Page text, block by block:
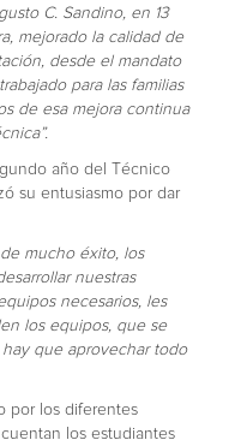
C. Sandino, en 13
mejorado la calidad de
desde el mandato
para las familias
de esa mejora continua
año del Técnico
su entusiasmo por dar
mucho éxito, los
nuestras
necesarios, les
los equipos, que se
que aprovechar todo
por los diferentes
los estudiantes